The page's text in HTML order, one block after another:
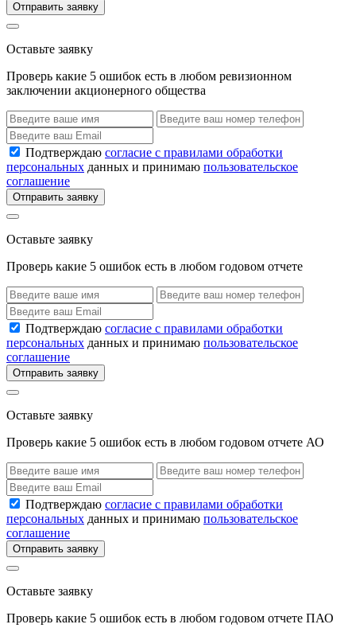
Отправить заявку
Оставьте заявку
Проверь какие 5 ошибок есть в любом ревизионном
заключении акционерного общества
Подтверждаю согласие с правилами обработки
персональных данных и принимаю пользовательское
соглашение
Отправить заявку
Оставьте заявку
Проверь какие 5 ошибок есть в любом годовом отчете
Подтверждаю согласие с правилами обработки
персональных данных и принимаю пользовательское
соглашение
Отправить заявку
Оставьте заявку
Проверь какие 5 ошибок есть в любом годовом отчете АО
Подтверждаю согласие с правилами обработки
персональных данных и принимаю пользовательское
соглашение
Отправить заявку
Оставьте заявку
Проверь какие 5 ошибок есть в любом годовом отчете ПАО